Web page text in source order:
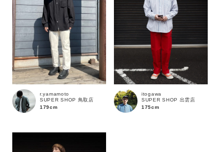
価格
商品タイプ
通常商品 予約商品
r.yamamoto
SUPER SHOP 鳥取店
179cm
itogawa
SUPER SHOP 出雲店
175cm